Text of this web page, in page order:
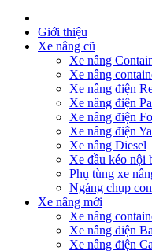
Giới thiệu
Xe nâng cũ
Xe nâng
Xe nâng
Xe nâng điện
Xe nâng điện
Xe nâng điện
Xe nâng điện
Xe nâng Diesel
Xe đầu kéo nội
Phụ tùng xe
Ngáng chụp
Xe nâng mới
Xe nâng
Xe nâng điện
Xe nâng điện